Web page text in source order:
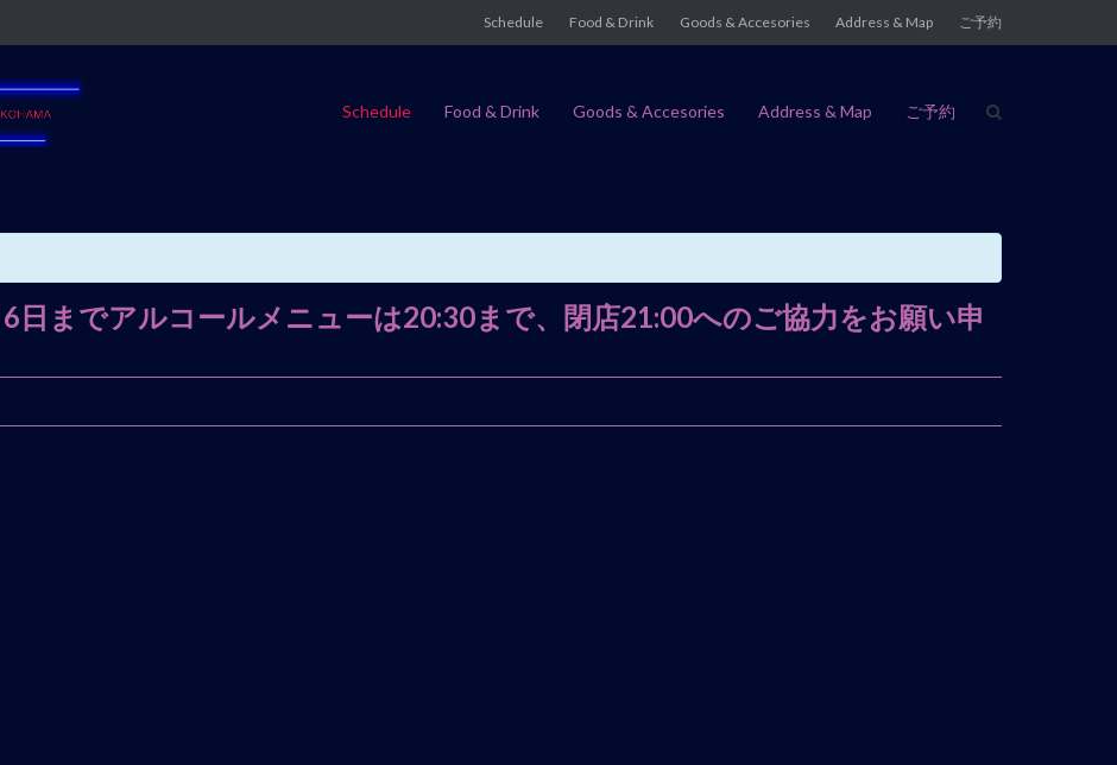
Schedule Food & Drink Goods & Accesories Address & Map ご予約
Schedule Food & Drink Goods & Accesories Address & Map ご予約
日までアルコールメニューは20:30まで、閉店21:00へのご協力をお願い申